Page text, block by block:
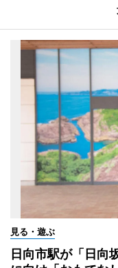
見る・遊ぶ
日向市駅が「日向